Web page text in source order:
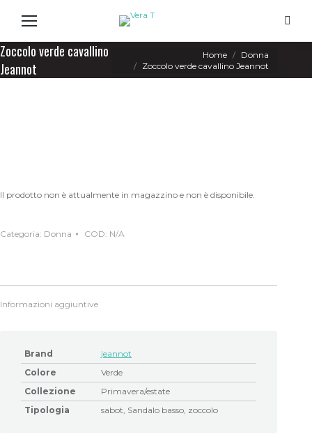
Search:
Zoccolo verde cavallino
Jeannot
Home
Donna
Zoccolo verde cavallino Jeannot
Il prodotto non è attualmente in magazzino e non è disponibile.
Categoria: Donna COD: N/A
Informazioni aggiuntive
Brand
jeannot
Colore
Verde
Collezione
Primavera/estate
Tipologia
sabot, Sandalo basso, zoccolo